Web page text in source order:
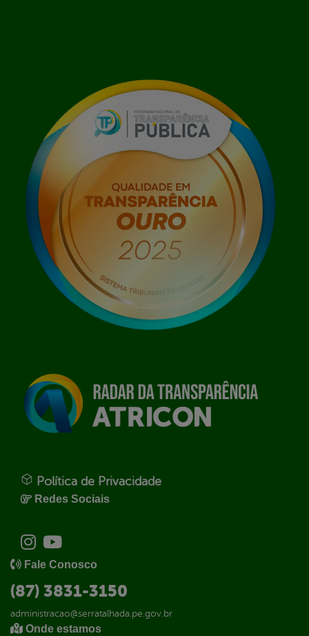
Política de Privacidade
Redes Sociais
Fale Conosco
(87) 3831-3150
administracao@serratalhada.pe.gov.br
Onde estamos